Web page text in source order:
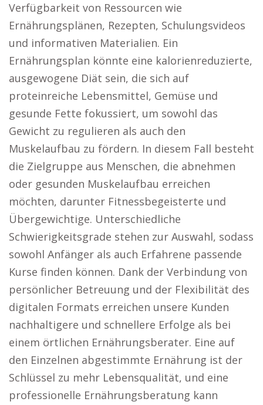
Verfügbarkeit von Ressourcen wie
Ernährungsplänen, Rezepten, Schulungsvideos
und informativen Materialien. Ein
Ernährungsplan könnte eine kalorienreduzierte,
ausgewogene Diät sein, die sich auf
proteinreiche Lebensmittel, Gemüse und
gesunde Fette fokussiert, um sowohl das
Gewicht zu regulieren als auch den
Muskelaufbau zu fördern. In diesem Fall besteht
die Zielgruppe aus Menschen, die abnehmen
oder gesunden Muskelaufbau erreichen
möchten, darunter Fitnessbegeisterte und
Übergewichtige. Unterschiedliche
Schwierigkeitsgrade stehen zur Auswahl, sodass
sowohl Anfänger als auch Erfahrene passende
Kurse finden können. Dank der Verbindung von
persönlicher Betreuung und der Flexibilität des
digitalen Formats erreichen unsere Kunden
nachhaltigere und schnellere Erfolge als bei
einem örtlichen Ernährungsberater. Eine auf
den Einzelnen abgestimmte Ernährung ist der
Schlüssel zu mehr Lebensqualität, und eine
professionelle Ernährungsberatung kann